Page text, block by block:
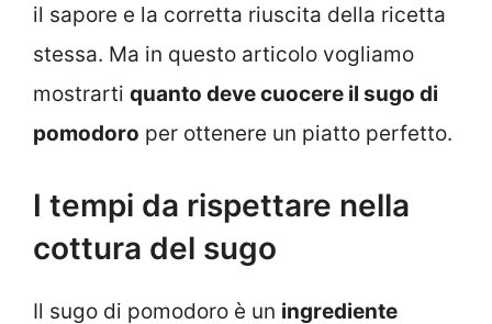
il sapore e la corretta riuscita della ricetta
stessa. Ma in questo articolo vogliamo
mostrarti quanto deve cuocere il sugo di
pomodoro per ottenere un piatto perfetto.
I tempi da rispettare nella
cottura del sugo
Il sugo di pomodoro è un ingrediente